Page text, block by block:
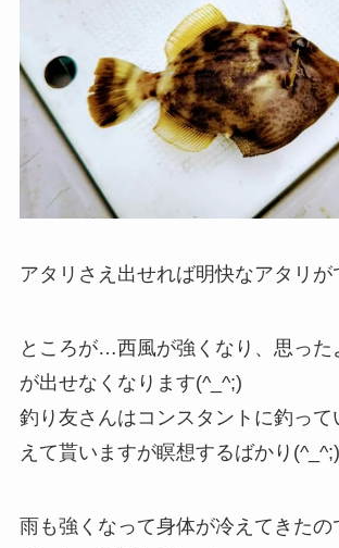
アタリさえ出せれば明快なアタリが
ところが…西風が強くなり、思った
が出せなくなります(^_^;)
釣り友さんはコンスタントに釣って
えて貰いますが瞑想するばかり(^_^;)
雨も強くなって身体が冷えてきたの